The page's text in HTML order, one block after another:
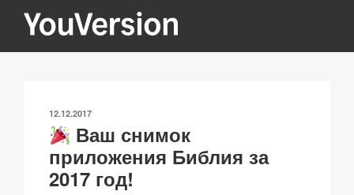
YOUVERSION
Seeking God every day.
ОПУБЛИКОВАНО
12.12.2017
Ваш снимок
приложения Библия за
2017 год!